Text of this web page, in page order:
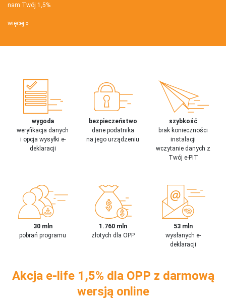
nam Twój 1,5%
więcej
wygoda
weryfikacja danych
i opcja wysyłki e-
deklaracji
bezpieczeństwo
dane podatnika
na jego urządzeniu
szybkość
brak konieczności
instalacji
wczytanie danych z
Twój e-PIT
30 mln
pobrań programu
1.760 mln
złotych dla OPP
53 mln
wysłanych e-
deklaracji
Akcja e-life 1,5% dla OPP z darmową
wersją online